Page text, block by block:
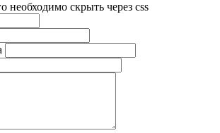
необходимо скрыть через css